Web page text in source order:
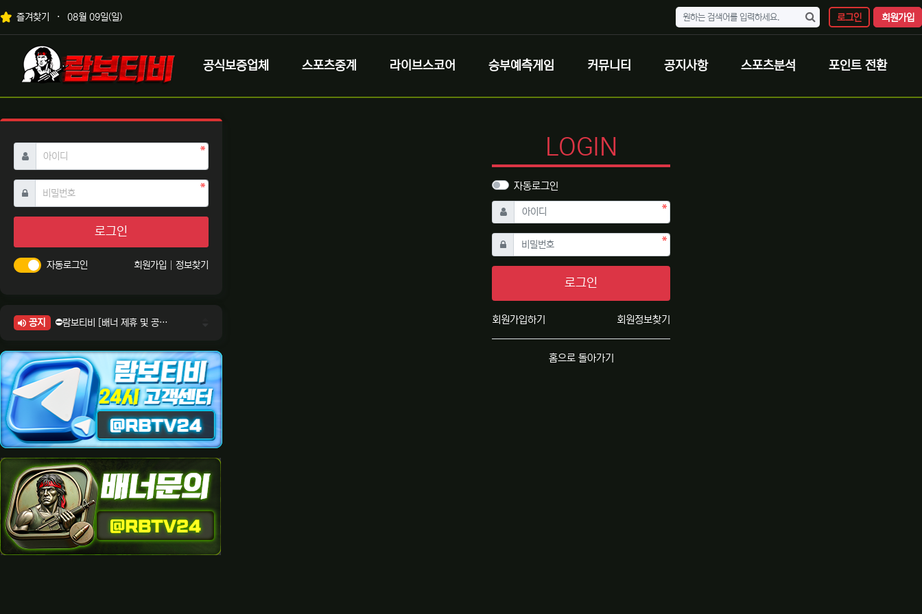
상단 네비
즐겨찾기 08월 09일(일) 로그인 회원가입
메인 메뉴
로고
공식보증업체 스포츠중계 라이브스코어 승부예측게임 커뮤니티 공지사항 스포츠분석 포인트 전환
LOGIN
자동로그인
아이디
필수
비밀번호필수
로그인
회원가입하기 회원정보찾기
홈으로 돌아가기
아이디 필수
비밀번호필수
로그인
자동로그인 회원가입 정보찾기
공지
⛔람보티비 [배너 제휴 및 공식 입점 문의 안내]
⛔람보티비 [정회원 등급UP! 안내사항]
⛔람보티비 [채팅방 이용시 주의사항]
⛔람보티비 [공식보증업체 안내]